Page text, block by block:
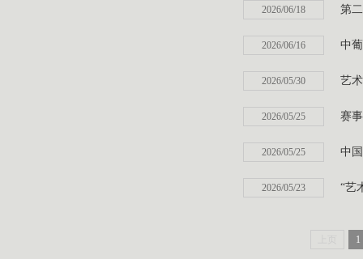
2026/06/18 第
2026/06/16 中
2026/05/30 艺
2026/05/25 赛
2026/05/25 中
2026/05/23 “艺
1